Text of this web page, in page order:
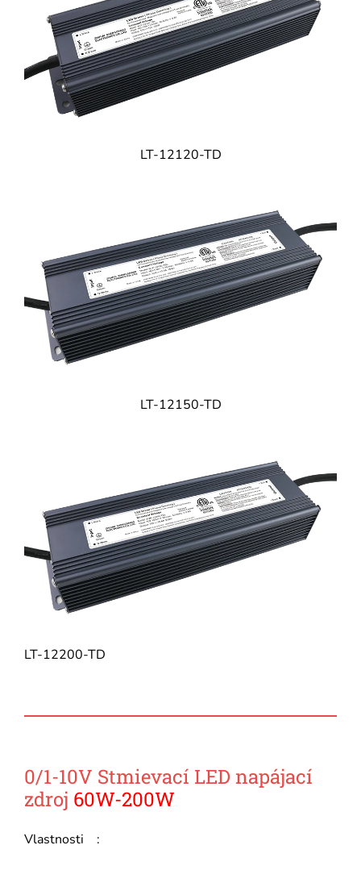
LT-12120-TD
LT-12150-TD
LT-12200-TD
0/1-10V Stmievací LED napájací
zdroj 60W-200W
Vlastnosti :